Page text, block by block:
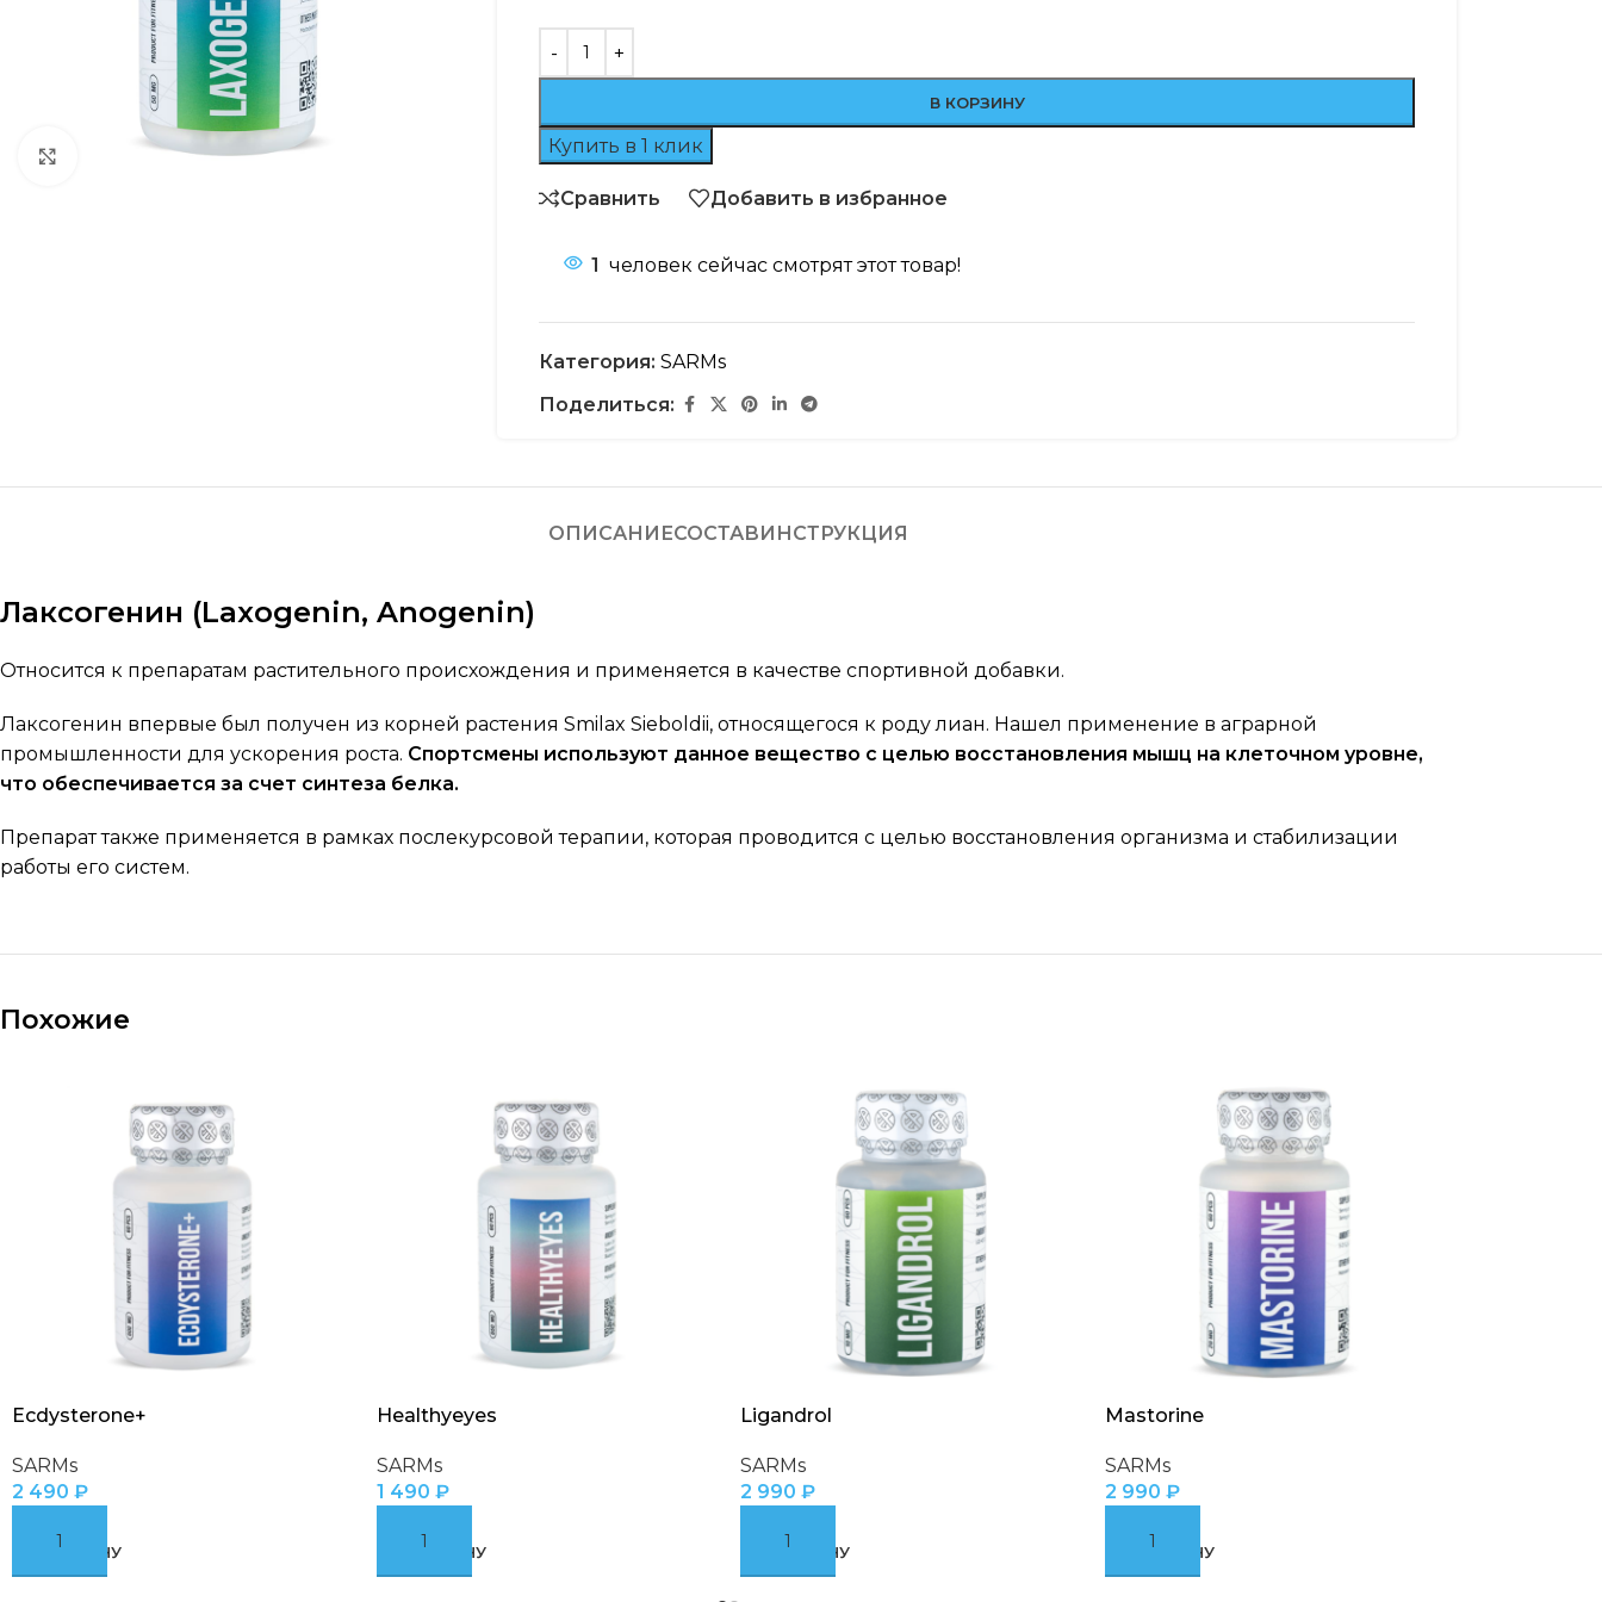
Увеличить
В КОРЗИНУ
Купить в 1 клик
Сравнить Добавить в избранное
1 человек сейчас смотрят этот товар!
Категория: SARMs
Поделиться:
ОПИСАНИЕСОСТАВИНСТРУКЦИЯ
Лаксогенин (Laxogenin, Anogenin)
Относится к препаратам растительного происхождения и применяется в качестве спортивной добавки.
Лаксогенин впервые был получен из корней растения Smilax Sieboldii, относящегося к роду лиан. Нашел применение в аграрной
промышленности для ускорения роста. Спортсмены используют данное вещество с целью восстановления мышц на клеточном уровне,
что обеспечивается за счет синтеза белка.
Препарат также применяется в рамках послекурсовой терапии, которая проводится с целью восстановления организма и стабилизации
работы его систем.
Похожие
Ecdysterone+
SARMs
2 490 ₽
В КОРЗИНУ
Healthyeyes
SARMs
1 490 ₽
В КОРЗИНУ
Ligandrol
SARMs
2 990 ₽
В КОРЗИНУ
Mastorine
SARMs
2 990 ₽
В КОРЗИНУ